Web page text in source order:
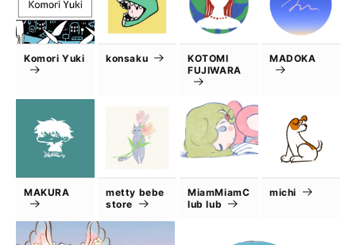
Komori Yuki konsaku
KOTOMI
FUJIWARA
MADOKA
MAKURA
metty bebe
store
MiamMiamC
lub lub
michi